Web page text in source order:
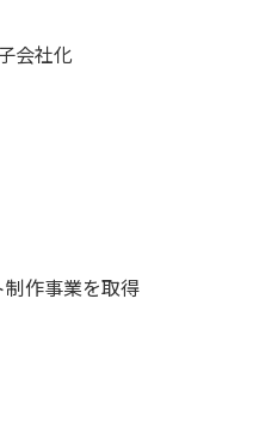
会社化
作事業を取得